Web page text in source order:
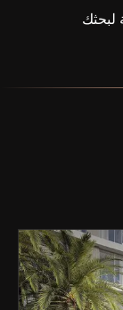
لبحثك